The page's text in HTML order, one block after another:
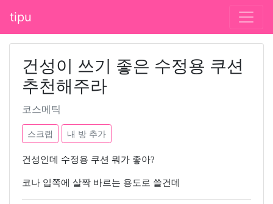
tipu
건성이 쓰기 좋은 수정용 쿠션
추천해주라
코스메틱
스크랩 내 방 추가
건성인데 수정용 쿠션 뭐가 좋아?
코나 입쪽에 살짝 바르는 용도로 쓸건데